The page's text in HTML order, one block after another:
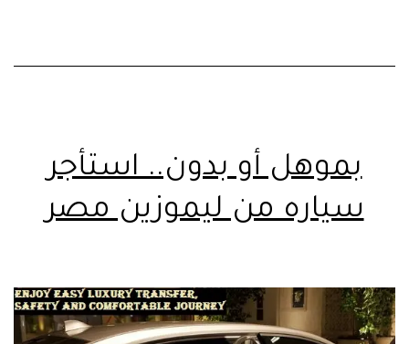
بموهل أو بدون.. استأجر
سياره من ليموزين مصر